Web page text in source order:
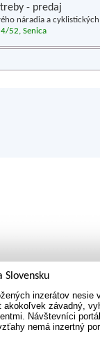
- predaj
náradia a
52, Senica
Slovensku
inzerátov nesie
akokoľvek závadný,
Návštevníci
nemá inzertný